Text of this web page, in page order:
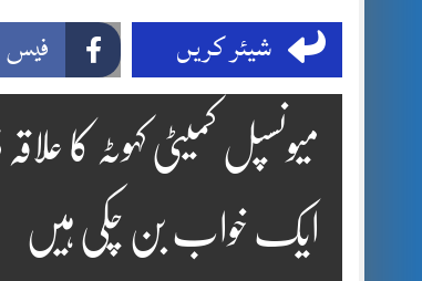
شیئر کریں
میونسپل کمیٹی کہوٹہ کا
ایک خواب بن چکی ہیں